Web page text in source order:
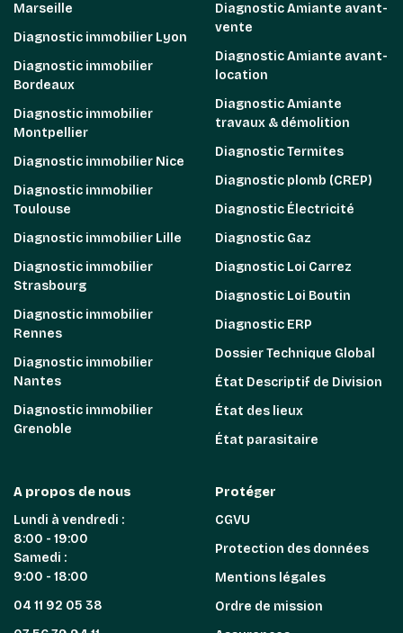
Marseille
Diagnostic immobilier Lyon
Diagnostic immobilier
Bordeaux
Diagnostic immobilier
Montpellier
Diagnostic immobilier Nice
Diagnostic immobilier
Toulouse
Diagnostic immobilier Lille
Diagnostic immobilier
Strasbourg
Diagnostic immobilier
Rennes
Diagnostic immobilier
Nantes
Diagnostic immobilier
Grenoble
Diagnostic Amiante avant-
vente
Diagnostic Amiante avant-
location
Diagnostic Amiante
travaux & démolition
Diagnostic Termites
Diagnostic plomb (CREP)
Diagnostic Électricité
Diagnostic Gaz
Diagnostic Loi Carrez
Diagnostic Loi Boutin
Diagnostic ERP
Dossier Technique Global
État Descriptif de Division
État des lieux
État parasitaire
A propos de nous
Lundi à vendredi :
8:00 - 19:00
Samedi :
9:00 - 18:00
04 11 92 05 38
Protéger
CGVU
Protection des données
Mentions légales
Ordre de mission